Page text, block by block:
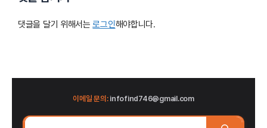
댓글을 달기 위해서는로그인해야합니다.
이메일 문의:infofind746@gmail.com